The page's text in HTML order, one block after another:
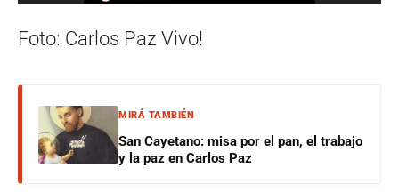
Foto: Carlos Paz Vivo!
MIRÁ TAMBIÉN
San Cayetano: misa por el pan, el trabajo
y la paz en Carlos Paz